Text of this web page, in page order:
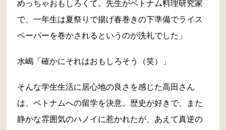
めっちゃおもしろくて。先生がベトナム料理研究家
で、一年生は夏祭りで揚げ春巻きの下準備でライス
ペーパーを巻かされるというのが洗礼でした」
水嶋「確かにそれはおもしろそう（笑）」
そんな学生生活に居心地の良さを感じた高田さん
は、ベトナムへの留学を決意。歴史が好きで、また
静かな雰囲気のハノイに惹かれたが、あえて真逆の